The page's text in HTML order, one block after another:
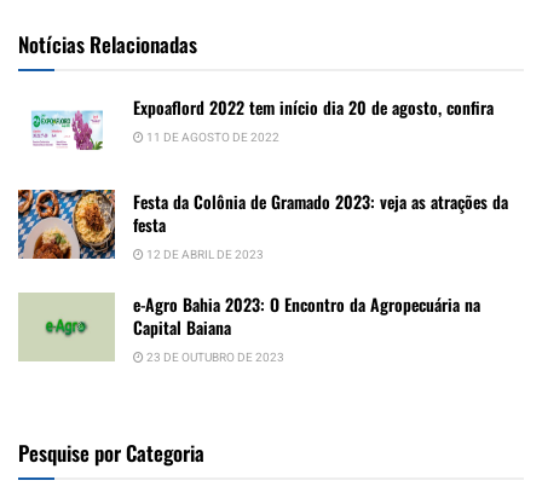
Notícias Relacionadas
Expoaflord 2022 tem início dia 20 de agosto, confira
11 DE AGOSTO DE 2022
Festa da Colônia de Gramado 2023: veja as atrações da
festa
12 DE ABRIL DE 2023
e-Agro Bahia 2023: O Encontro da Agropecuária na
Capital Baiana
23 DE OUTUBRO DE 2023
Pesquise por Categoria